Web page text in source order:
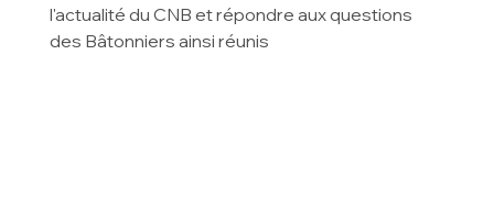
l'actualité du CNB et répondre aux questions
des Bâtonniers ainsi réunis